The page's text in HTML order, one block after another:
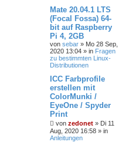
Mate 20.04.1 LTS
(Focal Fossa) 64-
bit auf Raspberry
Pi 4, 2GB
von sebar » Mo 28 Sep,
2020 13:04 » in Fragen
zu bestimmten Linux-
Distributionen
ICC Farbprofile
erstellen mit
ColorMunki /
EyeOne / Spyder
Print
von zedonet » Di 11
Aug, 2020 16:58 » in
Anleitungen